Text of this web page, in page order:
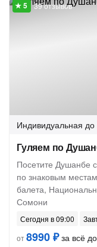
39 отзывов
Индивидуальная до
Гуляем по
Посетите Душанбе
по знаковым
балета,
Сомони
Сегодня в 09:00
от8990 ₽за всё